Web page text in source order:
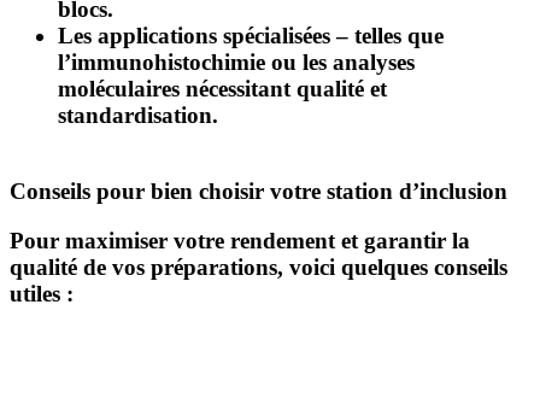
blocs.
Les applications spécialisées – telles que
l’immunohistochimie ou les analyses
moléculaires nécessitant qualité et
standardisation.
Conseils pour bien choisir votre station d’inclusion
Pour maximiser votre rendement et garantir la
qualité de vos préparations, voici quelques conseils
utiles :